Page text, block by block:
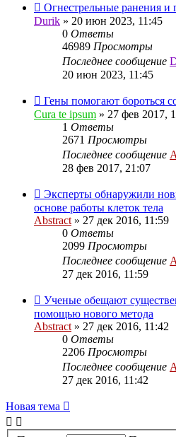
Огнестрельные ранения
Durik » 20 июн 2023, 11:45
0 Ответы
46989 Просмотры
Последнее сообщение
20 июн 2023, 11:45
Гены помогают бороться
Cura te ipsum » 27 фев 2017,
1 Ответы
2671 Просмотры
Последнее сообщение
28 фев 2017, 21:07
Эксперты обнаружили
основе работы клеток тела
Abstract » 27 дек 2016, 11:59
0 Ответы
2099 Просмотры
Последнее сообщение
27 дек 2016, 11:59
Ученые обещают
помощью нового метода
Abstract » 27 дек 2016, 11:42
0 Ответы
2206 Просмотры
Последнее сообщение
27 дек 2016, 11:42
Новая тема